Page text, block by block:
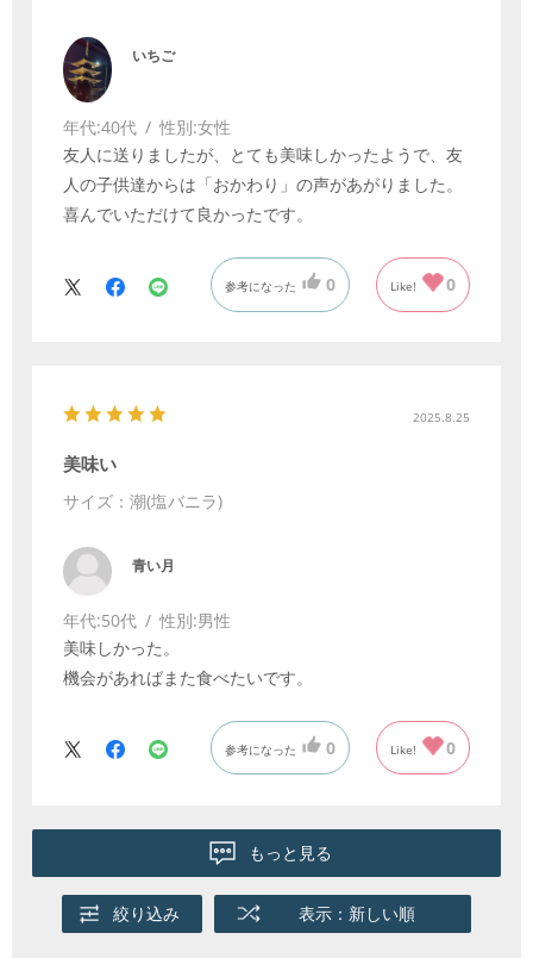
いちご
年代:40代 性別:女性
友人に送りましたが、とても美味しかったようで、友
人の子供達からは「おかわり」の声があがりました。
喜んでいただけて良かったです。
参考になった 0 Like! 0
2025.8.25
美味い
サイズ：潮(塩バニラ)
青い月
年代:50代 性別:男性
美味しかった。
機会があればまた食べたいです。
参考になった 0 Like! 0
もっと見る
絞り込み 表示：新しい順